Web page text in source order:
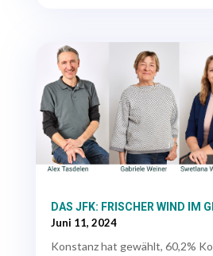
DAS JFK: FRISCHER WIND IM
Juni 11, 2024
Konstanz hat gewählt, 60,2%